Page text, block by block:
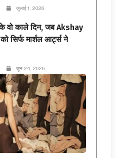
जुलाई 1, 2026
वो काले दिन, जब Akshay
सिर्फ मार्शल आर्ट्स ने
जून 24, 2026